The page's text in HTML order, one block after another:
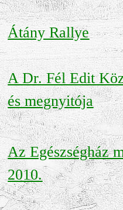
Átány Rallye
A Dr. Fél Edit
és megnyitója
Az Egészségház
2010.